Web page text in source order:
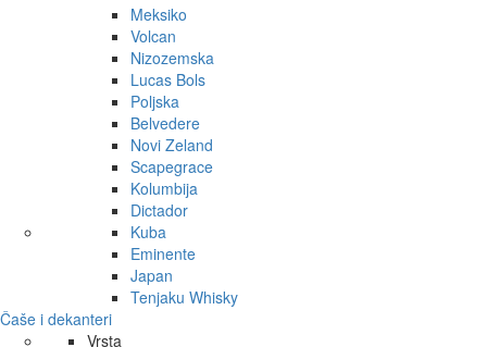
Meksiko
Volcan
Nizozemska
Lucas Bols
Poljska
Belvedere
Novi Zeland
Scapegrace
Kolumbija
Dictador
Kuba
Eminente
Japan
Tenjaku Whisky
Čaše i dekanteri
Vrsta